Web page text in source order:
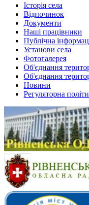
Історія села
Відпочинок
Документи
Наші працівники
Публічна
Установи села
Фотогалерея
Об'єднання
Об'єднання
Новини
Регуляторна